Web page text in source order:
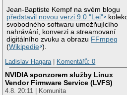
Jean-Baptiste Kempf na svém blogu
představil novou verzi 9.0 "Lei"
svobodného softwaru umožňujícího
nahrávání, konverzi a streamovaní
digitálního zvuku a obrazu FFmpeg
(Wikipedie ).
Ladislav Hagara| Komentářů: 0
NVIDIA sponzorem služby Linux
Vendor Firmware Service (LVFS)
4.8. 20:11 | Komunita